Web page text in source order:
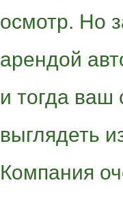
осмотр. Но
арендой
и тогда ваш
выглядеть
Компания